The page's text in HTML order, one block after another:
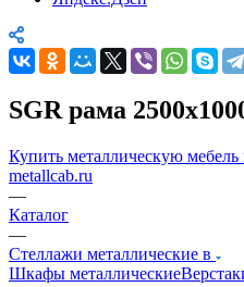
SGR рама
Купить металлическую мебель
metallcab.ru
—
Каталог
—
Стеллажи металлические в
Шкафы металлические